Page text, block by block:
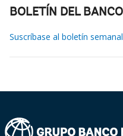
BOLETÍN DEL
Suscríbase al boletín